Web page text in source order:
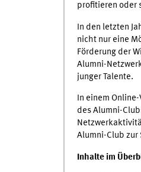
profitieren oder
In den letzten
nicht nur eine
Förderung der
Alumni-
junger Talente.
In einem
des Alumni-
Alumni-Club
Inhalte im